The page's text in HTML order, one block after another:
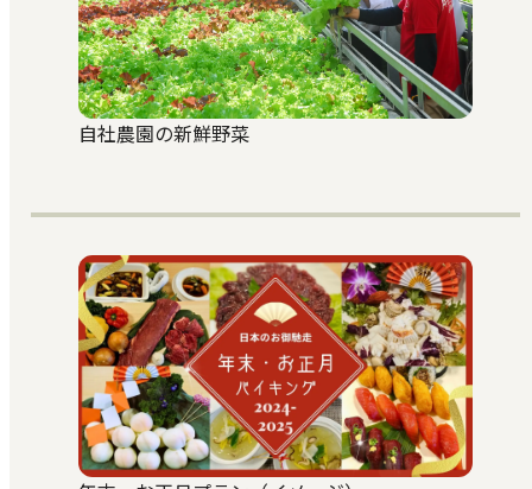
自社農園の新鮮野菜